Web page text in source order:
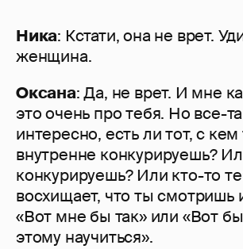
Ника: Кстати, она не врет.
женщина.
Оксана: Да, не врет. И мне
это очень про тебя. Но все-
интересно, есть ли тот, с
внутренне конкурируешь?
конкурируешь? Или кто-то
восхищает, что ты смотришь
«Вот мне бы так» или «Вот
этому научиться».